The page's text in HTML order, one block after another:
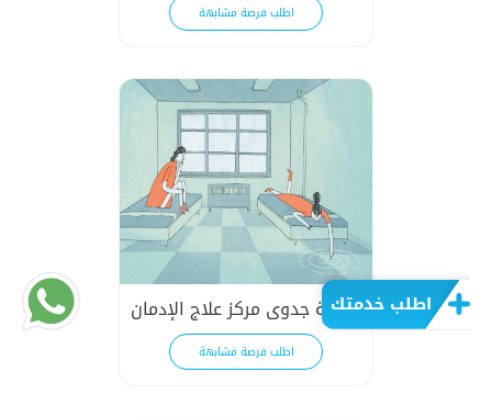
اطلب خدمتك
اطلب فرصة مشابهة
دراسة جدوى مركز علاج الإدمان
اطلب فرصة مشابهة